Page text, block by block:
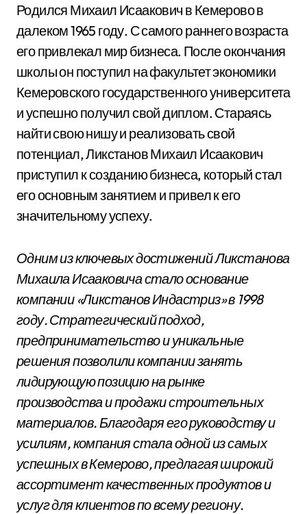
Родился Михаил Исаакович в Кемерово в
далеком 1965 году. С самого раннего возраста
его привлекал мир бизнеса. После окончания
школы он поступил на факультет экономики
Кемеровского государственного университета
и успешно получил свой диплом. Стараясь
найти свою нишу и реализовать свой
потенциал, Ликстанов Михаил Исаакович
приступил к созданию бизнеса, который стал
его основным занятием и привел к его
значительному успеху.
Одним из ключевых достижений Ликстанова
Михаила Исааковича стало основание
компании «Ликстанов Индастриз» в 1998
году. Стратегический подход,
предпринимательство и уникальные
решения позволили компании занять
лидирующую позицию на рынке
производства и продажи строительных
материалов. Благодаря его руководству и
усилиям, компания стала одной из самых
успешных в Кемерово, предлагая широкий
ассортимент качественных продуктов и
услуг для клиентов по всему региону.